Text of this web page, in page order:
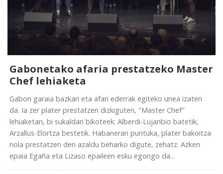
Gabonetako afaria prestatzeko Master
Chef lehiaketa
Gabon garaia bazkari eta afari ederrak egiteko unea izaten
da. Ia zer plater prestatzen dizkiguten, "Master Chef"
lehiaketan, bi sukaldari bikoteek: Alberdi-Lujanbio batetik,
Arzallus-Elortza bestetik. Habaneran puntuka, plater bakoitza
nola prestatzen den azaldu beharko digute, zehatz. Azken
epaia Egaña eta Lizaso epaileen esku egongo da...